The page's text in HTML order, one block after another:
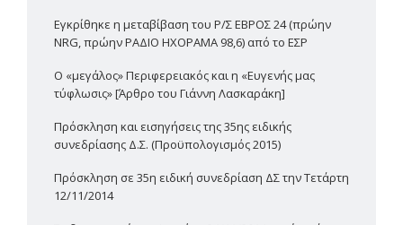
Εγκρίθηκε η μεταβίβαση του Ρ/Σ ΕΒΡΟΣ 24 (πρώην
NRG, πρώην ΡΑΔΙΟ ΗΧΟΡΑΜΑ 98,6) από το ΕΣΡ
Ο «μεγάλος» Περιφερειακός και η «Ευγενής μας
τύφλωσις» [Άρθρο του Γιάννη Λασκαράκη]
Πρόσκληση και εισηγήσεις της 35ης ειδικής
συνεδρίασης Δ.Σ. (Προϋπολογισμός 2015)
Πρόσκληση σε 35η ειδική συνεδρίαση ΔΣ την Τετάρτη
12/11/2014